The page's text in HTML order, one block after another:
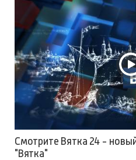
Смотрите Вятка 24 -
"Вятка"